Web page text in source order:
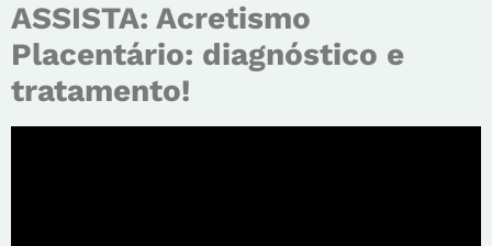
ASSISTA: Acretismo
Placentário: diagnóstico e
tratamento!